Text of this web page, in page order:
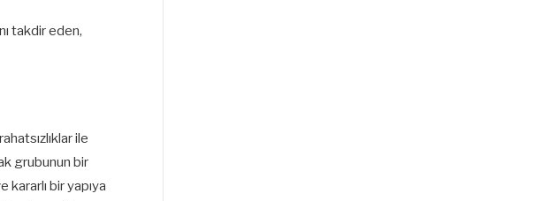
takdir eden,
ile
grubunun bir
kararlı bir yapıya